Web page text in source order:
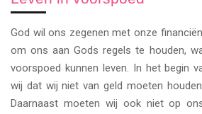
God wil ons zegenen met onze
om ons aan Gods regels te houden,
voorspoed kunnen leven. In het begin
wij dat wij niet van geld moeten
Daarnaast moeten wij ook niet op